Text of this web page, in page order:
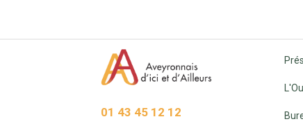
01 43 45 12 12